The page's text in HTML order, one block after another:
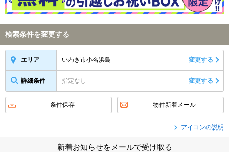
検索条件を変更する
エリア いわき市小名浜島 変更する
詳細条件 指定なし 変更する
条件保存 物件新着メール
アイコンの説明
新着お知らせをメールで受け取る